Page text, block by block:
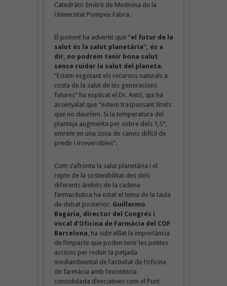
Catedràtic Emèrit de Medicina de la
Universitat Pompeu Fabra.
El ponent ha advertit que “el futur de la
salut és la salut planetària”, és a
dir, no podrem tenir bona salut
sense cuidar la salut del planeta.
“Estem esgotant els recursos naturals a
costa de la salut de les generacions
futures” ha explicat el Dr. Antó, qui ha
assenyalat que “estem traspassant límits
que no deuríem. Si la temperatura del
planteja augmenta per sobre dels 1,5°,
entrem en una zona de canvis difícil de
predir i irreversibles”.
Com s’afronta la salut planetària i el
repte de la sostenibilitat des dels
diferents àmbits de la cadena
farmacèutica ha estat el tema de la taula
de debat posterior. Guillermo
Bagaria, director del Congrés i
vocal d’Oficina de Farmàcia del COF
Barcelona, ha subratllat la importància
de l’impacte que poden tenir les petites
accions per reduir la petjada
mediambiental de l’activitat de l’oficina
de farmàcia amb l’existència
consolidada d’iniciatives com el Punt